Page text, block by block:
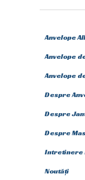
Anvelope
Anvelope
Anvelope
Despre
Despre
Despre
Intretinere
Noutăți